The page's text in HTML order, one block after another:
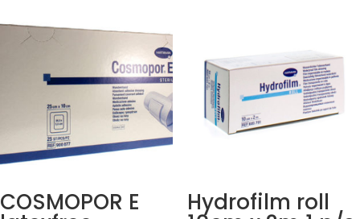
COSMOPOR E Hydrofilm roll